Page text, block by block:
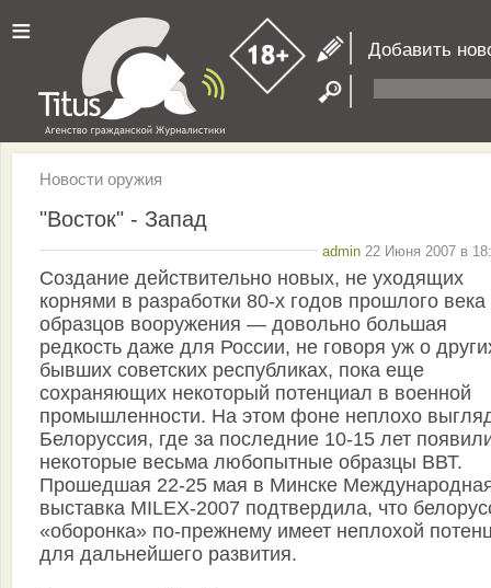
≡ Добавить
Новости оружия
"Восток" - Запад
admin 22 Июня 2007 в
Создание действительно новых, не уходящих
корнями в разработки 80-х годов прошлого века
образцов вооружения — довольно большая
редкость даже для России, не говоря уж о
бывших советских республиках, пока еще
сохраняющих некоторый потенциал в военной
промышленности. На этом фоне неплохо
Белоруссия, где за последние 10-15 лет
некоторые весьма любопытные образцы ВВТ.
Прошедшая 22-25 мая в Минске
выставка MILEX-2007 подтвердила, что
«оборонка» по-прежнему имеет неплохой
для дальнейшего развития.